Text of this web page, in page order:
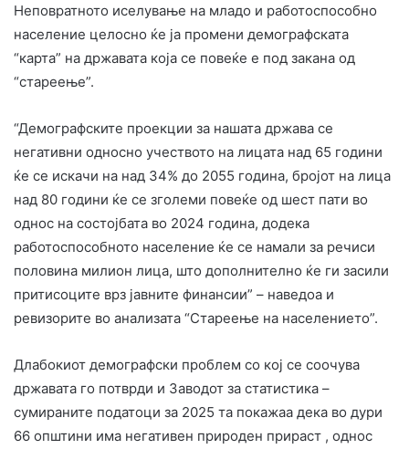
Неповратното иселување на младо и работоспособно
население целосно ќе ја промени демографската
“карта” на државата која се повеќе е под закана од
“стареење”.
“Демографските проекции за нашата држава се
негативни односно учеството на лицата над 65 години
ќе се искачи на над 34% до 2055 година, бројот на лица
над 80 години ќе се зголеми повеќе од шест пати во
однос на состојбата во 2024 година, додека
работоспособното население ќе се намали за речиси
половина милион лица, што дополнително ќе ги засили
притисоците врз јавните финансии” – наведоа и
ревизорите во анализата “Стареење на населението”.
Длабокиот демографски проблем со кој се соочува
државата го потврди и Заводот за статистика –
сумираните податоци за 2025 та покажаа дека во дури
66 општини има негативен природен прираст , однос